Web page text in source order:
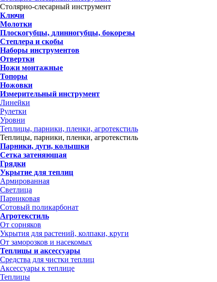
Столярно-слесарный инструмент
Ключи
Молотки
Плоскогубцы, длинногубцы, бокорезы
Степлера и скобы
Наборы инструментов
Отвертки
Ножи монтажные
Топоры
Ножовки
Измерительный инструмент
Линейки
Рулетки
Уровни
Теплицы, парники, пленки, агротекстиль
Теплицы, парники, пленки, агротекстиль
Парники, дуги, колышки
Сетка затеняющая
Грядки
Укрытие для теплиц
Армированная
Светлица
Парниковая
Сотовый поликарбонат
Агротекстиль
От сорняков
Укрытия для растений, колпаки, круги
От заморозков и насекомых
Теплицы и аксессуары
Средства для чистки теплиц
Аксессуары к теплице
Теплицы